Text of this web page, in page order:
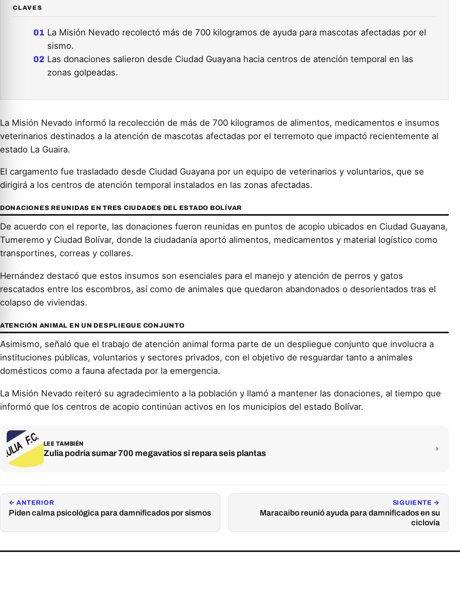
CLAVES
La Misión Nevado recolectó más de 700 kilogramos de ayuda para mascotas afectadas por el
sismo.
Las donaciones salieron desde Ciudad Guayana hacia centros de atención temporal en las
zonas golpeadas.
La Misión Nevado informó la recolección de más de 700 kilogramos de alimentos, medicamentos e insumos
veterinarios destinados a la atención de mascotas afectadas por el terremoto que impactó recientemente al
estado La Guaira.
El cargamento fue trasladado desde Ciudad Guayana por un equipo de veterinarios y voluntarios, que se
dirigirá a los centros de atención temporal instalados en las zonas afectadas.
DONACIONES REUNIDAS EN TRES CIUDADES DEL ESTADO BOLÍVAR
De acuerdo con el reporte, las donaciones fueron reunidas en puntos de acopio ubicados en Ciudad Guayana,
Tumeremo y Ciudad Bolívar, donde la ciudadanía aportó alimentos, medicamentos y material logístico como
transportines, correas y collares.
Hernández destacó que estos insumos son esenciales para el manejo y atención de perros y gatos
rescatados entre los escombros, así como de animales que quedaron abandonados o desorientados tras el
colapso de viviendas.
ATENCIÓN ANIMAL EN UN DESPLIEGUE CONJUNTO
Asimismo, señaló que el trabajo de atención animal forma parte de un despliegue conjunto que involucra a
instituciones públicas, voluntarios y sectores privados, con el objetivo de resguardar tanto a animales
domésticos como a fauna afectada por la emergencia.
La Misión Nevado reiteró su agradecimiento a la población y llamó a mantener las donaciones, al tiempo que
informó que los centros de acopio continúan activos en los municipios del estado Bolívar.
LEE TAMBIÉN
Zulia podría sumar 700 megavatios si repara seis plantas
← ANTERIOR
Piden calma psicológica para damnificados por sismos
SIGUIENTE →
Maracaibo reunió ayuda para damnificados en su
ciclovía